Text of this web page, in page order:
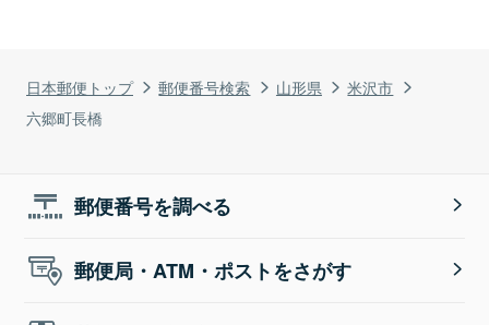
日本郵便トップ 郵便番号検索 山形県
米沢市
六郷町長橋
郵便番号を調べる
郵便局・ATM・ポストをさがす